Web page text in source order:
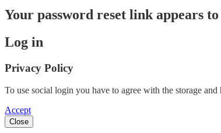
Your password reset link appears
Log in
Privacy Policy
To use social login you have to agree with the storage
Accept
Close